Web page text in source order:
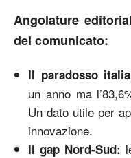
Angolature
del comunicato:
Il paradosso
un anno ma
Un dato utile per
innovazione.
Il gap Nord-Sud: